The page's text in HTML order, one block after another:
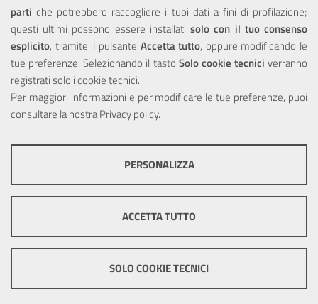
parti che potrebbero raccogliere i tuoi dati a fini di profilazione;
questi ultimi possono essere installatisolo con il tuo consenso
esplicito, tramite il pulsante Accetta tutto, oppure modificando le
tue preferenze. Selezionando il tasto Solo cookie tecnici verranno
registrati solo i cookie tecnici.
Per maggiori informazioni e per modificare le tue preferenze, puoi
consultare la nostraPrivacy policy.
ottimale per ogni utente. Essi non raccolgono i tuoi dati e le tue
informazioni di navigazione per scopi di marketing e profilazione, e
pertanto possono essere utilizzati senza bisogno di acquisire il tuo
PERSONALIZZA
ACCETTA TUTTO
SOLO COOKIE TECNICI
Privacy
Portale realizzato con la partecipazione finanziaria dell'Unione
Europea tramite i fondi del POR Sicilia 2000/2006 Misura 6.05 -
Impostazioni Cookie